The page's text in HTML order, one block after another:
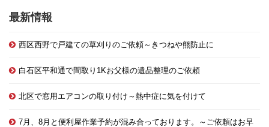
最新情報
西区西野で戸建ての草刈りのご依頼～きつねや熊防止に
白石区平和通で間取り1Kお父様の遺品整理のご依頼
北区で窓用エアコンの取り付け～熱中症に気を付けて
7月、8月と便利屋作業予約が混み合っております。～ご依頼はお早